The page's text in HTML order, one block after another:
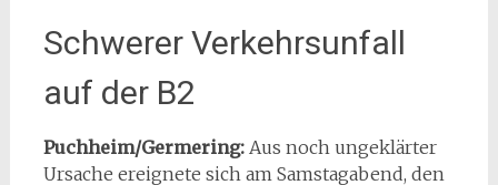
Schwerer Verkehrsunfall
auf der B2
Puchheim/Germering:Aus noch ungeklärter
Ursache ereignete sich am Samstagabend, den